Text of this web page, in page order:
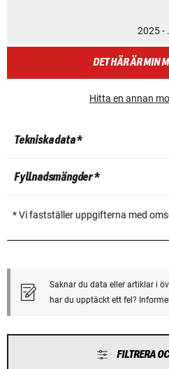
2025 -
DET HÄR ÄR MIN
Hitta en annan
Tekniska data *
Fyllnadsmängder *
* Vi fastställer uppgifterna med
Saknar du data eller artiklar i
har du upptäckt ett fel?
FILTRERA